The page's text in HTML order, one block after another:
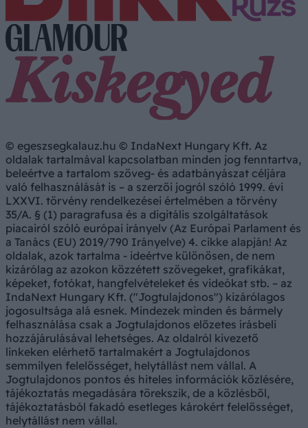
© egeszsegkalauz.hu © IndaNext Hungary Kft. Az
oldalak tartalmával kapcsolatban minden jog fenntartva,
beleértve a tartalom szöveg- és adatbányászat céljára
való felhasználását is – a szerzői jogról szóló 1999. évi
LXXVI. törvény rendelkezései értelmében a törvény
35/A. § (1) paragrafusa és a digitális szolgáltatások
piacairól szóló európai irányelv (Az Európai Parlament és
a Tanács (EU) 2019/790 Irányelve) 4. cikke alapján! Az
oldalak, azok tartalma - ideértve különösen, de nem
kizárólag az azokon közzétett szövegeket, grafikákat,
képeket, fotókat, hangfelvételeket és videókat stb. – az
IndaNext Hungary Kft. ("Jogtulajdonos") kizárólagos
jogosultsága alá esnek. Mindezek minden és bármely
felhasználása csak a Jogtulajdonos előzetes írásbeli
hozzájárulásával lehetséges. Az oldalról kivezető
linkeken elérhető tartalmakért a Jogtulajdonos
semmilyen felelősséget, helytállást nem vállal. A
Jogtulajdonos pontos és hiteles információk közlésére,
tájékoztatás megadására törekszik, de a közlésből,
tájékoztatásból fakadó esetleges károkért felelősséget,
helytállást nem vállal.